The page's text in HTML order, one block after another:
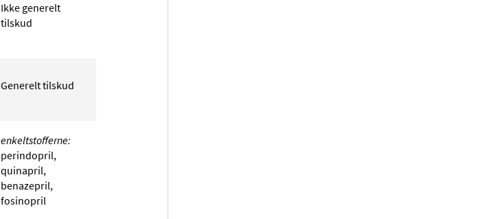
Ikke generelt
tilskud
Generelt tilskud
enkeltstofferne:
perindopril,
quinapril,
benazepril,
fosinopril